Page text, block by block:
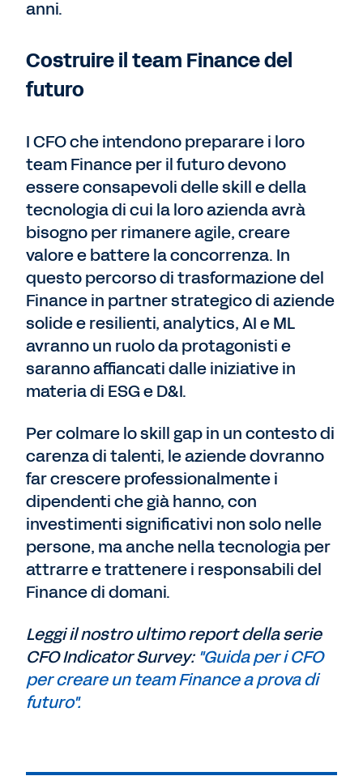
anni.
Costruire il team Finance del
futuro
I CFO che intendono preparare i loro
team Finance per il futuro devono
essere consapevoli delle skill e della
tecnologia di cui la loro azienda avrà
bisogno per rimanere agile, creare
valore e battere la concorrenza. In
questo percorso di trasformazione del
Finance in partner strategico di aziende
solide e resilienti, analytics, AI e ML
avranno un ruolo da protagonisti e
saranno affiancati dalle iniziative in
materia di ESG e D&I.
Per colmare lo skill gap in un contesto di
carenza di talenti, le aziende dovranno
far crescere professionalmente i
dipendenti che già hanno, con
investimenti significativi non solo nelle
persone, ma anche nella tecnologia per
attrarre e trattenere i responsabili del
Finance di domani.
Leggi il nostro ultimo report della serie
CFO Indicator Survey: "Guida per i CFO
per creare un team Finance a prova di
futuro".